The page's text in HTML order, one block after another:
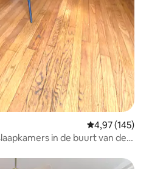
Gemiddelde
4,97 (145)
in de buurt van de